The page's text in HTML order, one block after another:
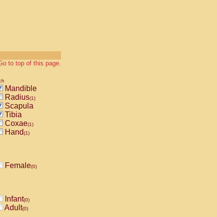
to top of this page.
Mandible
Radius(1)
Scapula
Tibia
Coxae(1)
Hand(1)
Female(0)
Infant(0)
Adult(0)